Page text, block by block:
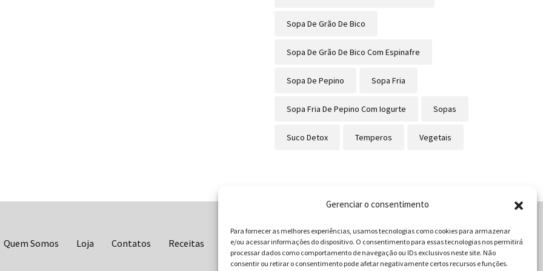
Gerenciar o consentimento
Para fornecer as melhores experiências, usamos tecnologias como cookies para armazenar
e/ou acessar informações do dispositivo. O consentimento para essas tecnologias nos permitirá
processar dados como comportamento de navegação ou IDs exclusivos neste site. Não
consentir ou retirar o consentimento pode afetar negativamente certos recursos e funções.
Sopa De Grão De Bico
Sopa De Grão De Bico Com Espinafre
Sopa De Pepino Sopa Fria
Sopa Fria De Pepino Com Iogurte Sopas
Suco Detox Temperos Vegetais
Quem Somos Loja Contatos Receitas Blog Vocabulário da Gastronomia